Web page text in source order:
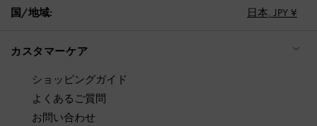
国/地域: 日本, JPY ¥
カスタマーケア
ショッピングガイド
よくあるご質問
お問い合わせ